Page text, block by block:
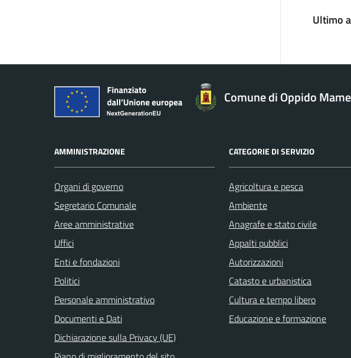
Ultimo
Comune di Oppido
AMMINISTRAZIONE
Organi di governo
Segretario Comunale
Aree amministrative
Uffici
Enti e fondazioni
Politici
Personale amministrativo
Documenti e Dati
Dichiarazione sulla Privacy (UE)
CATEGORIE DI SERVIZIO
Agricoltura e pesca
Ambiente
Anagrafe e stato civile
Appalti pubblici
Autorizzazioni
Catasto e urbanistica
Cultura e tempo libero
Educazione e formazione